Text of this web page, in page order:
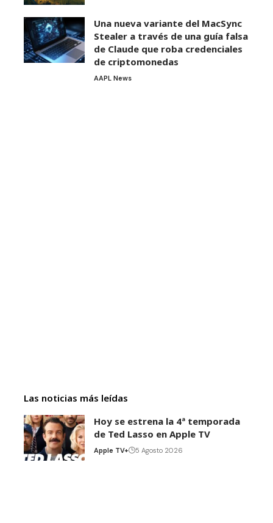
Una nueva variante del MacSync
Stealer a través de una guía falsa
de Claude que roba credenciales
de criptomonedas
AAPL News
Las noticias más leídas
Hoy se estrena la 4ª temporada
de Ted Lasso en Apple TV
Apple TV+ 5 Agosto 2026